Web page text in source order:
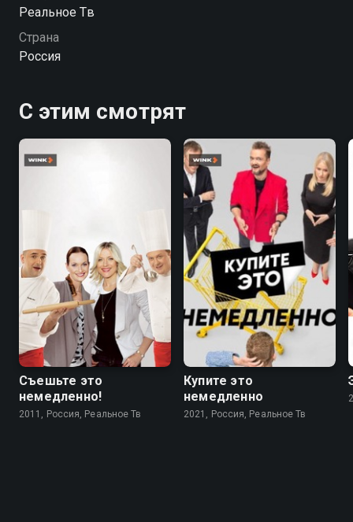
Реальное Тв
Страна
Россия
С этим смотрят
Съешьте это
немедленно!
2011, Россия, Реальное Тв
7.1
Купите это
немедленно
2021, Россия, Реальное Тв